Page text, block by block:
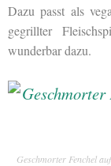
Dazu passt als
gegrillter
wunderbar dazu.
Geschmorter Fenchel